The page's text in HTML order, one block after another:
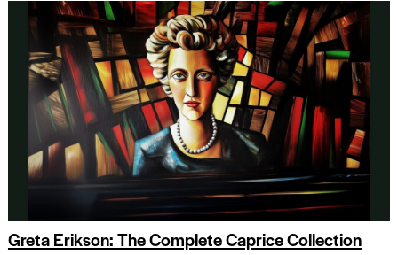
Greta Erikson: The Complete Caprice Collection